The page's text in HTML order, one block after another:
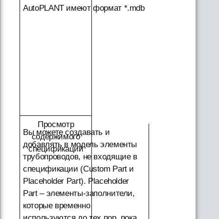
AutoPLANT имеют формат *.mdb
Вы можете создавать и
добавлять в модель элементы
трубопроводов, не входящие в
спецификации (Custom Part и
Placeholder Part). Placeholder
Part – элементы-заполнители,
которые временно
Просмотр
содержимого
спецификаций